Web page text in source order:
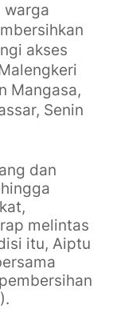
warga
akses
Mangasa,
Senin
dan
melintas
itu, Aiptu